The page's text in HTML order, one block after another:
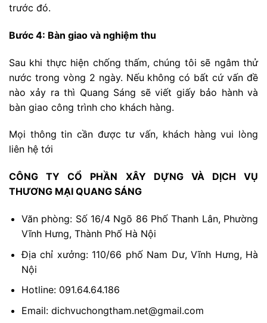
trước đó.
Bước 4: Bàn giao và nghiệm thu
Sau khi thực hiện chống thấm, chúng tôi sẽ ngâm thử
nước trong vòng 2 ngày. Nếu không có bất cứ vấn đề
nào xảy ra thì Quang Sáng sẽ viết giấy bảo hành và
bàn giao công trình cho khách hàng.
Mọi thông tin cần được tư vấn, khách hàng vui lòng
liên hệ tới
CÔNG TY CỔ PHẦN XÂY DỰNG VÀ DỊCH VỤ
THƯƠNG MẠI QUANG SÁNG
Văn phòng: Số 16/4 Ngõ 86 Phố Thanh Lân, Phường
Vĩnh Hưng, Thành Phố Hà Nội
Địa chỉ xưởng: 110/66 phố Nam Dư, Vĩnh Hưng, Hà
Nội
Hotline: 091.64.64.186
Email: dichvuchongtham.net@gmail.com